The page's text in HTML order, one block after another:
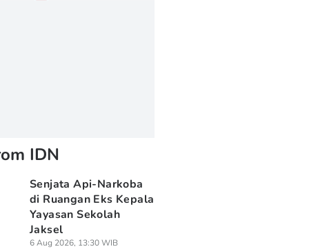
IDN
Senjata Api-Narkoba
di Ruangan Eks Kepala
Yayasan Sekolah
Jaksel
6 Aug 2026, 13:30 WIB